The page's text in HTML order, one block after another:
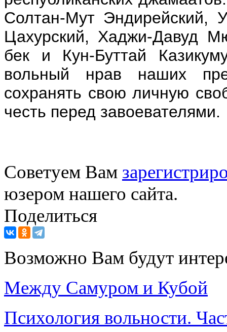
Солтан-Мут Эндирейский,
Цахурский, Хаджи-Давуд
бек и Кун-Буттай
вольный нрав наших
сохранять свою личную
честь перед завоевателями.
Советуем Вам
юзером нашего сайта.
Поделиться
Возможно Вам будут
Между Самуром и Кубой
Психология вольности.